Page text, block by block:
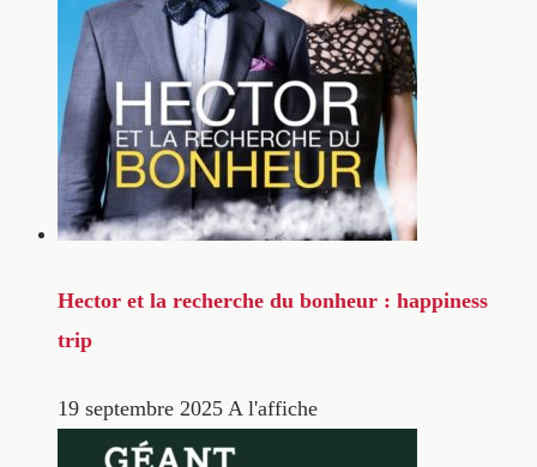
Hector et la recherche du bonheur : happiness
trip
19 septembre 2025 A l'affiche